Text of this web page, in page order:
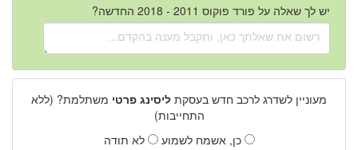
יש לך שאלה על פורד פוקוס 2011 - 2018 החדשה?
מעוניין לשדרג לרכב חדש בעסקת ליסינג פרטי משתלמת? (ללא
התחייבות)
כן, אשמח לשמוע
לא תודה